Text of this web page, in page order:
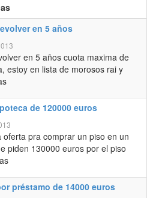
en 5 años
en 5 años cuota maxima de
estoy en lista de morosos rai y
de 120000 euros
pra comprar un piso en un
piden 130000 euros por el piso
préstamo de 14000 euros